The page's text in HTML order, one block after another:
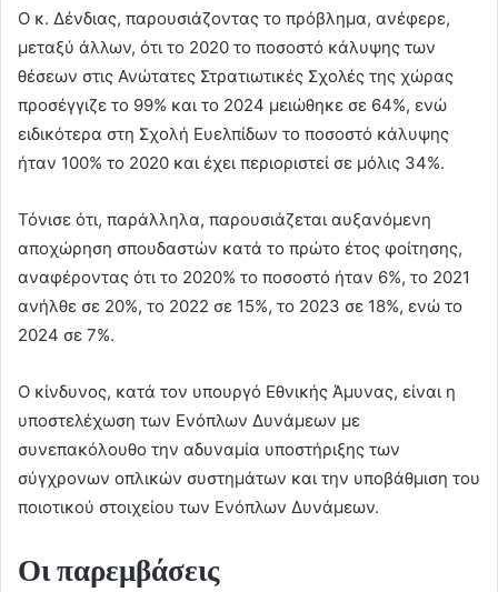
Ο κ. Δένδιας, παρουσιάζοντας το πρόβλημα, ανέφερε,
μεταξύ άλλων, ότι το 2020 το ποσοστό κάλυψης των
θέσεων στις Ανώτατες Στρατιωτικές Σχολές της χώρας
προσέγγιζε το 99% και το 2024 μειώθηκε σε 64%, ενώ
ειδικότερα στη Σχολή Ευελπίδων το ποσοστό κάλυψης
ήταν 100% το 2020 και έχει περιοριστεί σε μόλις 34%.
Τόνισε ότι, παράλληλα, παρουσιάζεται αυξανόμενη
αποχώρηση σπουδαστών κατά το πρώτο έτος φοίτησης,
αναφέροντας ότι το 2020% το ποσοστό ήταν 6%, το 2021
ανήλθε σε 20%, το 2022 σε 15%, το 2023 σε 18%, ενώ το
2024 σε 7%.
Ο κίνδυνος, κατά τον υπουργό Εθνικής Άμυνας, είναι η
υποστελέχωση των Ενόπλων Δυνάμεων με
συνεπακόλουθο την αδυναμία υποστήριξης των
σύγχρονων οπλικών συστημάτων και την υποβάθμιση του
ποιοτικού στοιχείου των Ενόπλων Δυνάμεων.
Οι παρεμβάσεις